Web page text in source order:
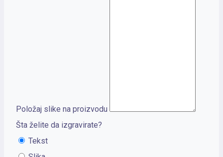
Položaj slike na proizvodu
Šta želite da izgravirate?
Tekst